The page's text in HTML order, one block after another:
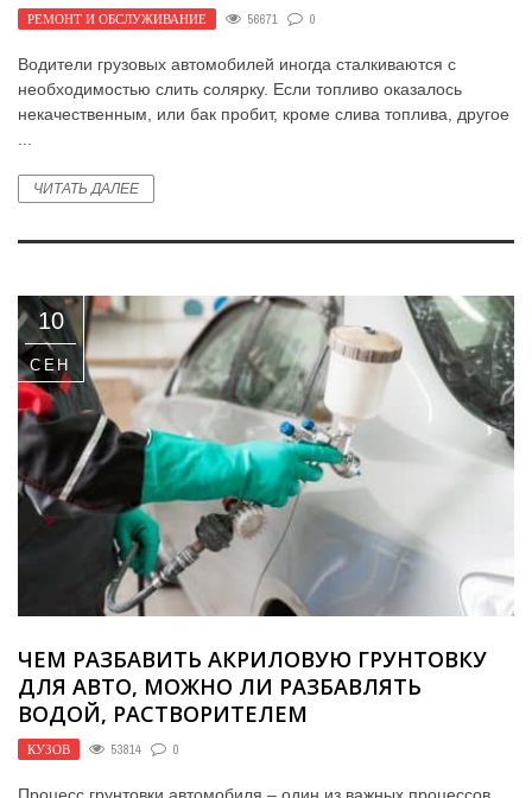
РЕМОНТ И ОБСЛУЖИВАНИЕ 56671 0
Водители грузовых автомобилей иногда сталкиваются с
необходимостью слить солярку. Если топливо оказалось
некачественным, или бак пробит, кроме слива топлива, другое
ЧИТАТЬ ДАЛЕЕ
10
СЕН
ЧЕМ РАЗБАВИТЬ АКРИЛОВУЮ ГРУНТОВКУ
ДЛЯ АВТО, МОЖНО ЛИ РАЗБАВЛЯТЬ
ВОДОЙ, РАСТВОРИТЕЛЕМ
КУЗОВ 53814 0
Процесс грунтовки автомобиля – один из важных процессов